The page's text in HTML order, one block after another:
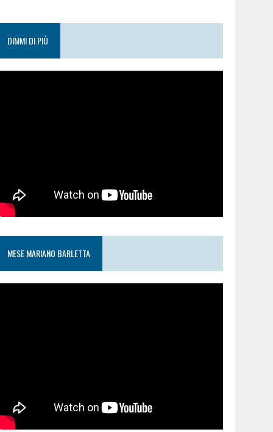
DIMMI DI PIÙ
MESE MARIANO BARLETTA